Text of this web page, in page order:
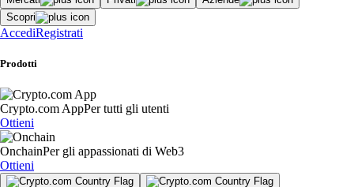
Scopri
AccediRegistrati
Prodotti
Crypto.com AppPer tutti gli utenti
Ottieni
OnchainPer gli appassionati di Web3
Ottieni